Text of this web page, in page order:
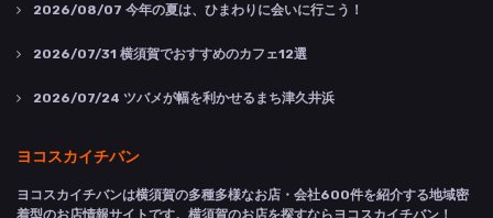
2026/08/07 今年の夏は、ひまわりに会いに行こう！
2026/07/31 横須賀でおすすめのカフェ12選
2026/07/24 ツバメが幅を利かせるまち津久井浜
ヨコスカイチバン
ヨコスカイチバンは横須賀の多種多様なお店・会社600件を紹介する地域密
着型のお店情報サイトです。横須賀のお店を探すならヨコスカイチバン！